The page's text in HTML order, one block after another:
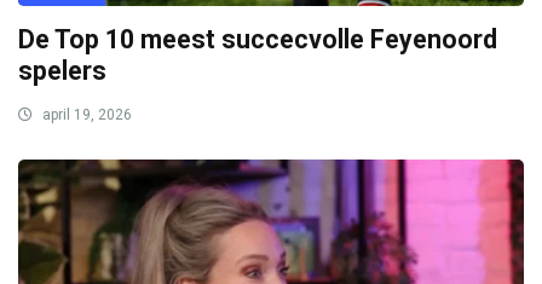
De Top 10 meest succecvolle Feyenoord
spelers
april 19, 2026